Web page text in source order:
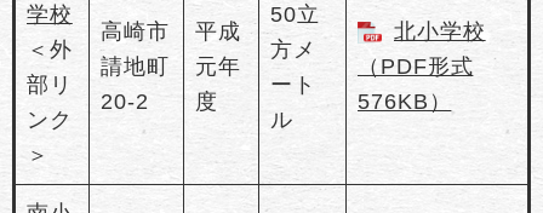
学校
＜外
部リ
ンク
＞
高崎市
請地町
20-2
平成
元年
度
50立
方メ
ート
ル
北小学校
（PDF形式
576KB）